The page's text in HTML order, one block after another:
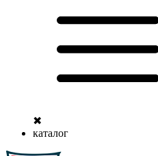
✖
каталог